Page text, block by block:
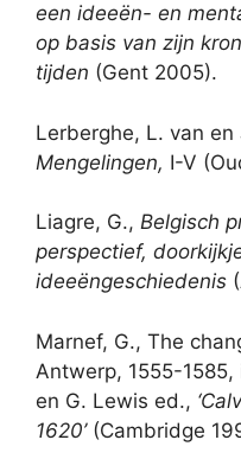
een ideeën- en
op basis van zijn
tijden (Gent 2005).
Lerberghe, L. van en
Mengelingen, I-V
Liagre, G., Belgisch
perspectief,
ideeëngeschiedenis
Marnef, G., The
Antwerp, 1555-
en G. Lewis ed.,
1620’ (Cambridge